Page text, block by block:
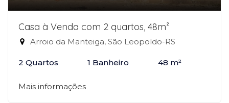
Casa à Venda com 2 quartos, 48m²
Arroio da Manteiga, São Leopoldo-RS
2 Quartos 1 Banheiro 48 m²
Mais informações